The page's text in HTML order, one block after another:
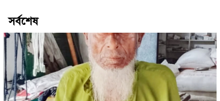
সর্বশেষ